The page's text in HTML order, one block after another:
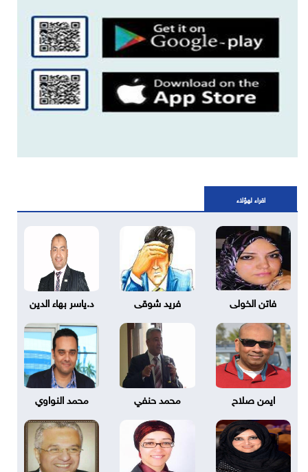
اقراء لهؤلاء
فاتن الخولى فريد شوقى د.ياسر بهاء الدين
ايمن صلاح محمد حنفي محمد النواوي